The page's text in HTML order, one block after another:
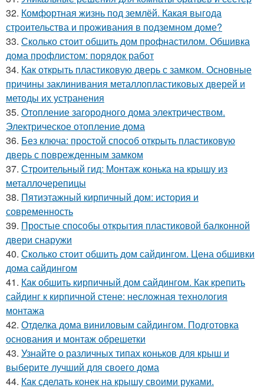
32. Комфортная жизнь под землёй. Какая выгода
строительства и проживания в подземном доме?
33. Сколько стоит обшить дом профнастилом. Обшивка
дома профлистом: порядок работ
34. Как открыть пластиковую дверь с замком. Основные
причины заклинивания металлопластиковых дверей и
методы их устранения
35. Отопление загородного дома электричеством.
Электрическое отопление дома
36. Без ключа: простой способ открыть пластиковую
дверь с поврежденным замком
37. Строительный гид: Монтаж конька на крышу из
металлочерепицы
38. Пятиэтажный кирпичный дом: история и
современность
39. Простые способы открытия пластиковой балконной
двери снаружи
40. Сколько стоит обшить дом сайдингом. Цена обшивки
дома сайдингом
41. Как обшить кирпичный дом сайдингом. Как крепить
сайдинг к кирпичной стене: несложная технология
монтажа
42. Отделка дома виниловым сайдингом. Подготовка
основания и монтаж обрешетки
43. Узнайте о различных типах коньков для крыш и
выберите лучший для своего дома
44. Как сделать конек на крышу своими руками.